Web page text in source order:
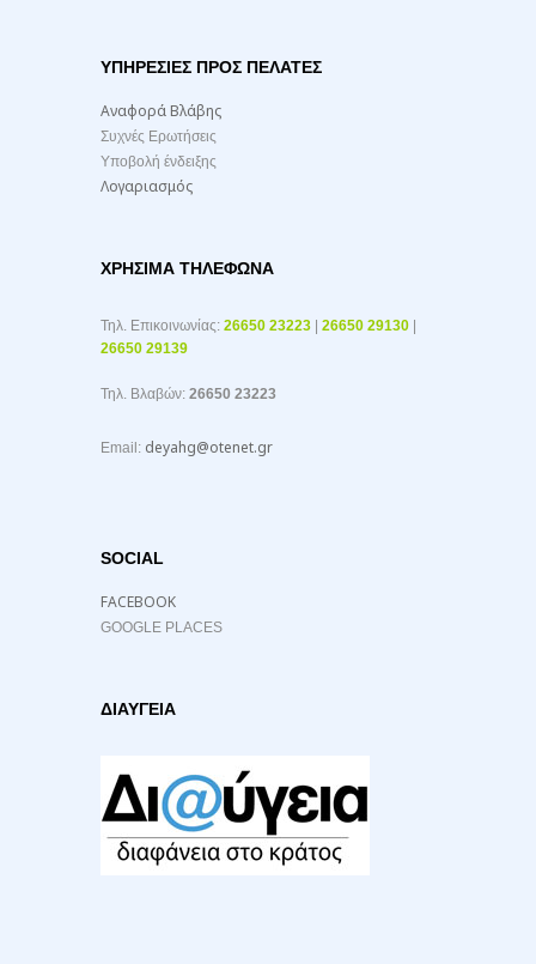
ΥΠΗΡΕΣΙΕΣ ΠΡΟΣ ΠΕΛΑΤΕΣ
Αναφορά Βλάβης
Συχνές Ερωτήσεις
Υποβολή ένδειξης
Λογαριασμός
ΧΡΉΣΙΜΑ ΤΗΛΈΦΩΝΑ
Τηλ. Επικοινωνίας: 26650 23223 26650 29130
26650 29139
Τηλ. Βλαβών: 26650 23223
Email: deyahg@otenet.gr
SOCIAL
FACEBOOK
GOOGLE PLACES
ΔΙΑΥΓΕΙΑ